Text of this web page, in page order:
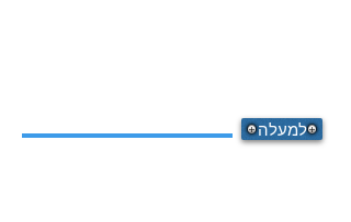
למעלה